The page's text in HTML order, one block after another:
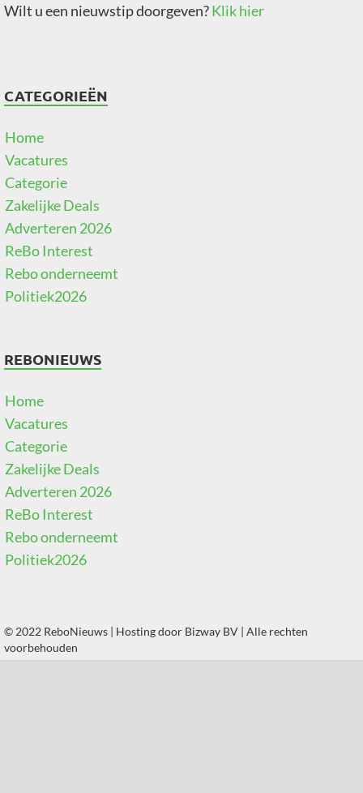
Wilt u een nieuwstip doorgeven?Klik hier
CATEGORIEËN
Home
Vacatures
Categorie
Zakelijke Deals
Adverteren 2026
ReBo Interest
Rebo onderneemt
Politiek2026
REBONIEUWS
Home
Vacatures
Categorie
Zakelijke Deals
Adverteren 2026
ReBo Interest
Rebo onderneemt
Politiek2026
© 2022 ReboNieuws | Hosting door Bizway BV | Alle rechten
voorbehouden